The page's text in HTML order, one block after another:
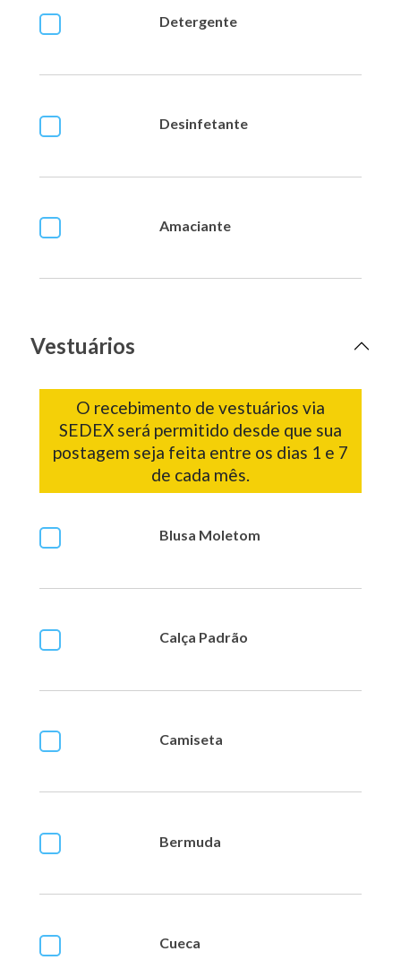
Detergente
Desinfetante
Amaciante
Vestuários
O recebimento de vestuários via
SEDEX será permitido desde que sua
postagem seja feita entre os dias 1 e 7
de cada mês.
Blusa Moletom
Calça Padrão
Camiseta
Bermuda
Cueca